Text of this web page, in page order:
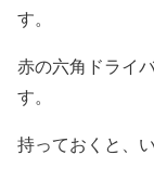
す。
赤の六角ドライ
す。
持っておくと、